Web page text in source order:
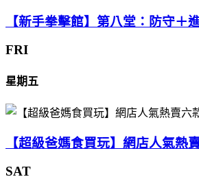
【新手拳擊館】第八堂：防守＋
FRI
星期五
【超級爸媽食買玩】網店人氣熱
SAT